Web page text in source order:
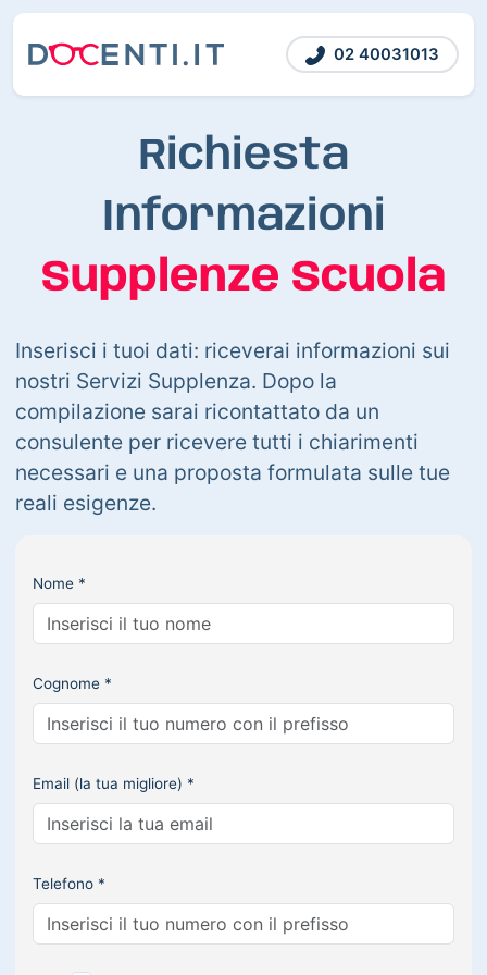
02 40031013
Richiesta
Informazioni
Supplenze Scuola
Inserisci i tuoi dati: riceverai informazioni sui
nostri Servizi Supplenza. Dopo la
compilazione sarai ricontattato da un
consulente per ricevere tutti i chiarimenti
necessari e una proposta formulata sulle tue
reali esigenze.
Nome *
Cognome *
Email (la tua migliore) *
Telefono *